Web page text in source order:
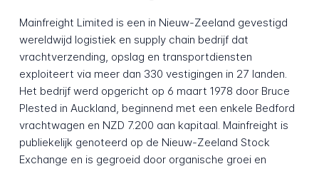
Mainfreight Limited is een in Nieuw-Zeeland gevestigd
wereldwijd logistiek en supply chain bedrijf dat
vrachtverzending, opslag en transportdiensten
exploiteert via meer dan 330 vestigingen in 27 landen.
Het bedrijf werd opgericht op 6 maart 1978 door Bruce
Plested in Auckland, beginnend met een enkele Bedford
vrachtwagen en NZD 7.200 aan kapitaal. Mainfreight is
publiekelijk genoteerd op de Nieuw-Zeeland Stock
Exchange en is gegroeid door organische groei en